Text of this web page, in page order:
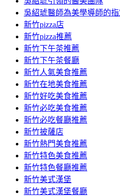
主
要
內
容
吳紹琥醫師為美學導師的
新竹pizza店
新竹pizza推薦
新竹下午茶推薦
新竹下午茶餐廳
新竹人氣美食推薦
新竹在地美食推薦
新竹好吃美食推薦
新竹必吃美食推薦
新竹必吃餐廳推薦
新竹披薩店
新竹熱門美食推薦
新竹特色美食推薦
新竹特色餐廳推薦
新竹美式漢堡
新竹美式漢堡餐廳